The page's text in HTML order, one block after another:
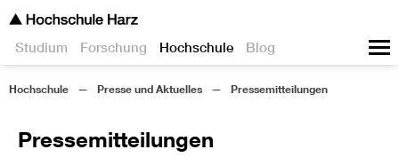
Studium Forschung Hochschule Blog
Hochschule Presse und Aktuelles Pressemitteilungen
Pressemitteilungen